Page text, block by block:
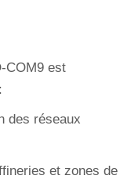
COM9 est
des réseaux
et zones de